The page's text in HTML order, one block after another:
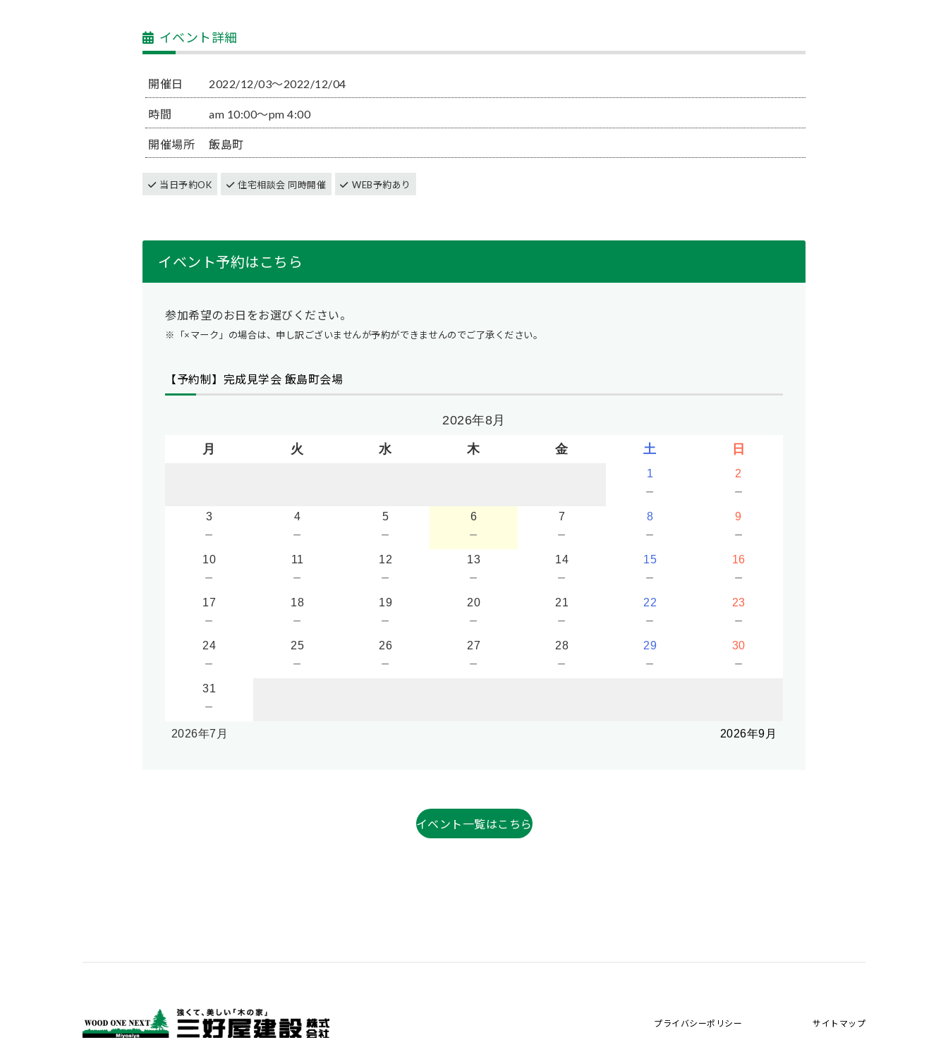
イベント詳細
開催日 2022/12/03〜2022/12/04
時間 am 10:00〜pm 4:00
開催場所 飯島町
当日予約OK 住宅相談会 同時開催 WEB予約あり
イベント予約はこちら
参加希望のお日をお選びください。
※「×マーク」の場合は、申し訳ございませんが予約ができませんのでご了承ください。
【予約制】完成見学会 飯島町会場
2026年8月
月 火 水 木 金 土 日
1
－
2
－
3
－
4
－
5
－
6
－
7
－
8
－
9
－
10
－
11
－
12
－
13
－
14
－
15
－
16
－
17
－
18
－
19
－
20
－
21
－
22
－
23
－
24
－
25
－
26
－
27
－
28
－
29
－
30
－
31
－
2026年7月 2026年9月
イベント一覧はこちら
プライバシーポリシー サイトマップ